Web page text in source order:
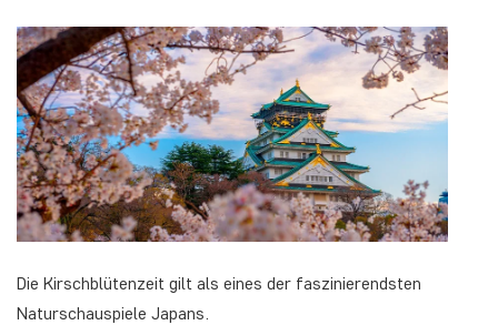
Die Kirschblütenzeit gilt als eines der faszinierendsten
Naturschauspiele Japans.